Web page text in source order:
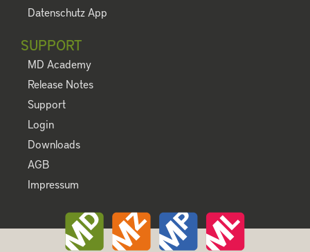
Datenschutz App
SUPPORT
MD Academy
Release Notes
Support
Login
Downloads
AGB
Impressum